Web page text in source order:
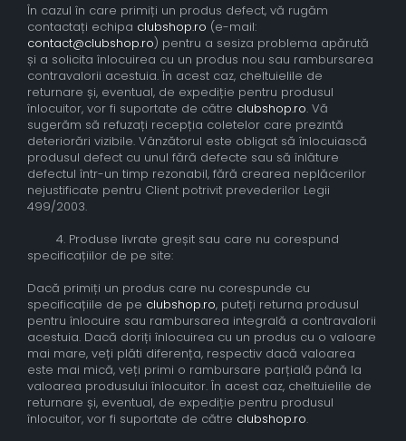
În cazul în care primiți un produs defect, vă rugăm
contactați echipa clubshop.ro (e-mail:
contact@clubshop.ro) pentru a sesiza problema apărută
și a solicita înlocuirea cu un produs nou sau rambursarea
contravalorii acestuia. În acest caz, cheltuielile de
returnare și, eventual, de expediție pentru produsul
înlocuitor, vor fi suportate de către clubshop.ro. Vă
sugerăm să refuzați recepția coletelor care prezintă
deteriorări vizibile. Vânzătorul este obligat să înlocuiască
produsul defect cu unul fără defecte sau să înlăture
defectul într-un timp rezonabil, fără crearea neplăcerilor
nejustificate pentru Client potrivit prevederilor Legii
499/2003.
4. Produse livrate greșit sau care nu corespund
specificațiilor de pe site:
Dacă primiți un produs care nu corespunde cu
specificațiile de pe clubshop.ro, puteți returna produsul
pentru înlocuire sau rambursarea integrală a contravalorii
acestuia. Dacă doriți înlocuirea cu un produs cu o valoare
mai mare, veți plăti diferența, respectiv dacă valoarea
este mai mică, veți primi o rambursare parțială până la
valoarea produsului înlocuitor. În acest caz, cheltuielile de
returnare și, eventual, de expediție pentru produsul
înlocuitor, vor fi suportate de către clubshop.ro.